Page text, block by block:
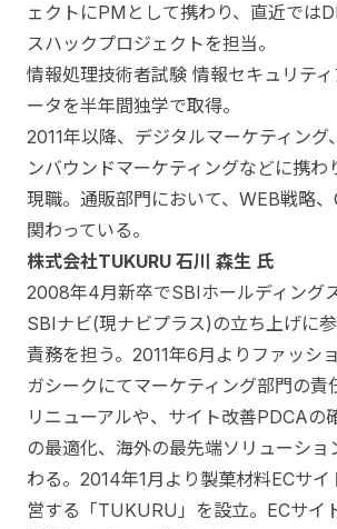
ェクトにPMとして携わり、直近では
スハックプロジェクトを担当。
情報処理技術者試験 情報セキュリテ
ータを半年間独学で取得。
2011年以降、デジタルマーケティング
ンバウンドマーケティングなどに携わ
現職。通販部門において、WEB戦略
関わっている。
株式会社TUKURU 石川 森生 氏
2008年4月新卒でSBIホールディングス
SBIナビ(現ナビプラス)の立ち上げに
責務を担う。2011年6月よりファッシ
ガシークにてマーケティング部門の責
リニューアルや、サイト改善PDCAの
の最適化、海外の最先端ソリューショ
わる。2014年1月より製菓材料ECサ
営する「TUKURU」を設立。ECサイ